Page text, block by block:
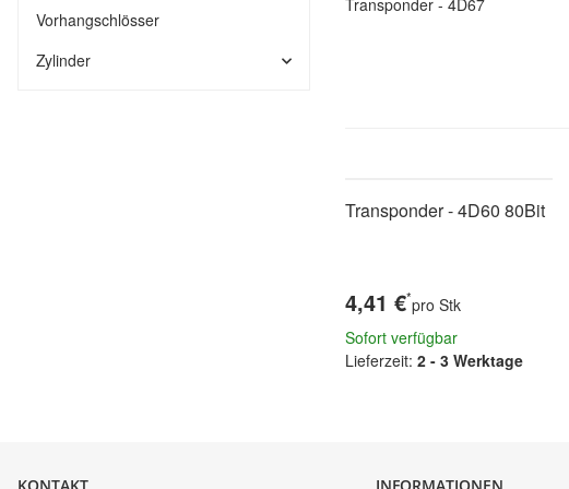
Transponder - 4D67
Transponder - 4D60 80Bit
4,41 €*pro Stk
Sofort verfügbar
Lieferzeit: 2 - 3 Werktage
Vorhangschlösser
Zylinder